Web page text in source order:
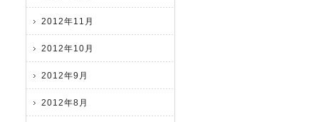
2012年11月
2012年10月
2012年9月
2012年8月